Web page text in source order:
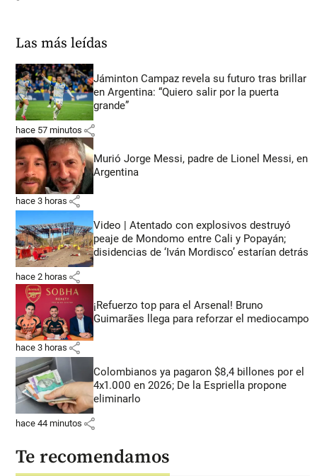
Las más leídas
Jáminton Campaz revela su futuro tras brillar
en Argentina: “Quiero salir por la puerta
grande”
hace 57 minutos share
Murió Jorge Messi, padre de Lionel Messi, en
Argentina
hace 3 horas share
Video | Atentado con explosivos destruyó
peaje de Mondomo entre Cali y Popayán;
disidencias de ‘Iván Mordisco’ estarían detrás
hace 2 horas share
¡Refuerzo top para el Arsenal! Bruno
Guimarães llega para reforzar el mediocampo
hace 3 horas share
Colombianos ya pagaron $8,4 billones por el
4x1.000 en 2026; De la Espriella propone
eliminarlo
hace 44 minutos share
Te recomendamos